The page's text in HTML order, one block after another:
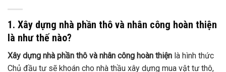
1. Xây dựng nhà phần thô và nhân công hoàn thiện
là như thế nào?
Xây dựng nhà phần thô và nhân công hoàn thiện là hình thức
Chủ đầu tư sẽ khoán cho nhà thầu xây dựng mua vật tư thô,